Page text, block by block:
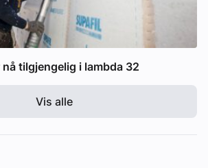
nå tilgjengelig i lambda 32
Vis alle